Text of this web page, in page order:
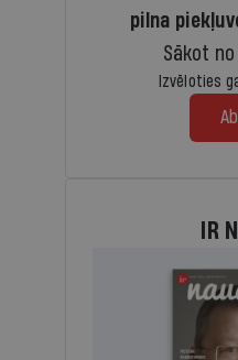
pilna
Sākot
Izvēloties
IR